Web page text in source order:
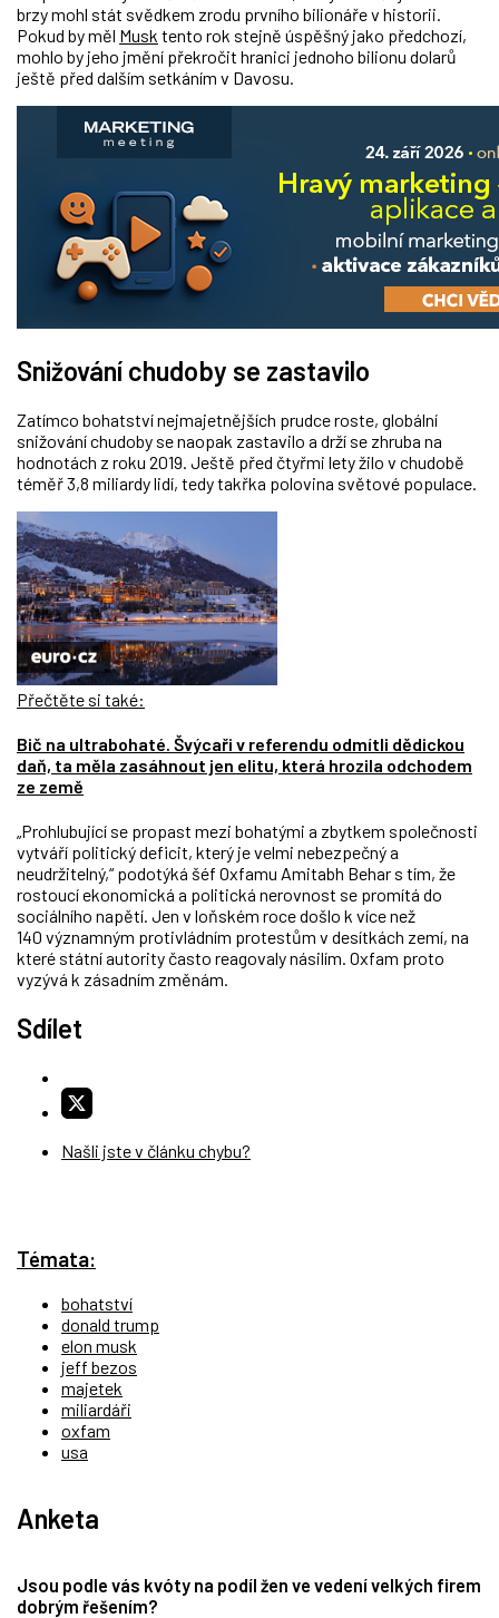
brzymohl stát svědkem zrodu prvního bilionáře v historii.
Pokud by měl Musk tento rok stejně úspěšný jako předchozí,
mohlo by jeho jmění překročit hranici jednoho bilionu dolarů
ještě před dalším setkáním v Davosu.
Snižování chudoby se zastavilo
Zatímco bohatství nejmajetnějších prudce roste, globální
snižování chudoby se naopak zastavilo a drží se zhruba na
hodnotách z roku 2019. Ještě před čtyřmi lety žilo v chudobě
téměř 3,8 miliardy lidí, tedy takřka polovina světové populace.
Přečtěte si také:
Bič na ultrabohaté. Švýcaři v referendu odmítli dědickou
daň, ta měla zasáhnout jen elitu, která hrozila odchodem
ze země
„Prohlubující se propast mezi bohatými a zbytkem společnosti
vytváří politický deficit, který je velmi nebezpečný a
neudržitelný,“ podotýká šéf Oxfamu Amitabh Behar s tím, že
rostoucí ekonomická a politická nerovnost se promítá do
sociálního napětí. Jen v loňském roce došlo k více než
140 významným protivládním protestům v desítkách zemí, na
které státní autority často reagovaly násilím. Oxfam proto
vyzývá k zásadním změnám.
Sdílet
Našli jste v článku chybu?
Témata:
bohatství
donald trump
elon musk
jeff bezos
majetek
miliardáři
oxfam
usa
Anketa
Jsou podle vás kvóty na podíl žen ve vedení velkých firem
dobrým řešením?